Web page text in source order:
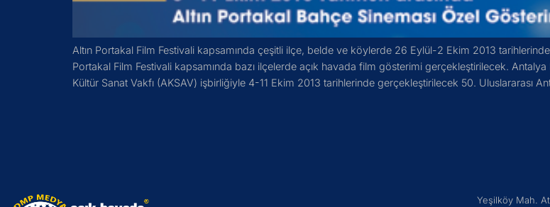
Altın Portakal Film Festivali kapsamında çeşitli ilçe, belde ve köylerde 26 Eylül-2 Ekim 2013
Portakal Film Festivali kapsamında bazı ilçelerde açık havada film gösterimi gerçekleştirilecek.
Kültür Sanat Vakfı (AKSAV) işbirliğiyle 4-11 Ekim 2013 tarihlerinde gerçekleştirilecek 50. Uluslararası
Yeşilköy Mah.